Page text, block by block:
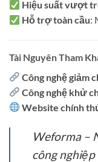
Hiệu suất vượt
Hỗ trợ toàn cầu:
Tài Nguyên Tham
Công nghệ giảm
Công nghệ khử
Website chính
Weforma –
công